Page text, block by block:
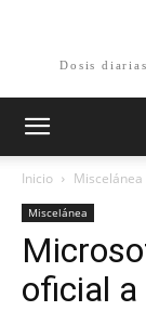
Dosis
Inicio Miscelánea
Miscelánea
oficial a